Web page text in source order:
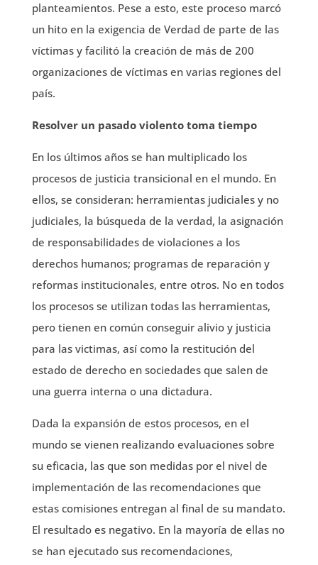
planteamientos. Pese a esto, este proceso marcó
un hito en la exigencia de Verdad de parte de las
víctimas y facilitó la creación de más de 200
organizaciones de víctimas en varias regiones del
país.
Resolver un pasado violento toma tiempo
En los últimos años se han multiplicado los
procesos de justicia transicional en el mundo. En
ellos, se consideran: herramientas judiciales y no
judiciales, la búsqueda de la verdad, la asignación
de responsabilidades de violaciones a los
derechos humanos; programas de reparación y
reformas institucionales, entre otros. No en todos
los procesos se utilizan todas las herramientas,
pero tienen en común conseguir alivio y justicia
para las victimas, así como la restitución del
estado de derecho en sociedades que salen de
una guerra interna o una dictadura.
Dada la expansión de estos procesos, en el
mundo se vienen realizando evaluaciones sobre
su eficacia, las que son medidas por el nivel de
implementación de las recomendaciones que
estas comisiones entregan al final de su mandato.
El resultado es negativo. En la mayoría de ellas no
se han ejecutado sus recomendaciones,